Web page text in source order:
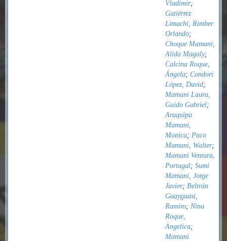
Vladimir;
Gutiérrez
Limachi, Rimber
Orlando;
Choque Mamani,
Alida Magaly;
Calcina Roque,
Ángela; Condori
López, David;
Mamani Laura,
Guido Gabriel;
Aruquipa
Mamani,
Monica; Paco
Mamani, Walter;
Mamani Ventura,
Portugal; Sumi
Mamani, Jorge
Javier; Beltrán
Guayguasi,
Ramiro; Nina
Roque,
Angelica;
Mamani